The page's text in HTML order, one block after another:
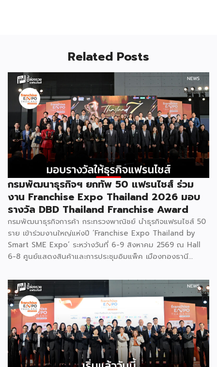
Related Posts
กรมพัฒนาธุรกิจฯ ยกทัพ 50 แฟรนไชส์ ร่วม
งาน Franchise Expo Thailand 2026 มอบ
รางวัล DBD Thailand Franchise Award
กรมพัฒนาธุรกิจการค้า กระทรวงพาณิชย์ นำธุรกิจแฟรนไชส์ 50
ราย เข้าร่วมงานใหญ่แห่งปี ‘Franchise Expo Thailand by
Smart SME Expo’ ระหว่างวันที่ 6-9 สิงหาคม 2569 ณ Hall
6-8 ศูนย์แสดงสินค้าและการประชุมอิมแพ็ค เมืองทองธานี
2026 ให้แก่ผู้ประกอบธุรกิจแฟรนไชส์ที่อยู่ในการส่งเสริมสนับสนุน
ของกรมฯ นายพูนพงษ์ นัยนาภากรณ์ อธิบดีกรมพัฒนาธุรกิจ
การค้า กระทรวงพาณิชย์ เปิดเผยภายหลังเป็นประธานเปิดงาน
“งานแฟรนไชส์ เอ็กซ์โป ไทยแลนด์ บาย สมาร์ท เอสเอ็มอี เอ็กซ์
โป (Franchise Expo Thailand by Smart SME Expo)” ซึ่ง
เป็นงานแสดงธุรกิจแฟรนไชส์ชั้นนำที่จัดขึ้นโดย บริษัท พีเอ็มจี
คอร์ปอเรชัน จำกัด เพื่อยกระดับศักยภาพของผู้ประกอบการและ
เจ้าของธุรกิจที่ต้องการขยายกิจการผ่านระบบแฟรนไชส์ […]